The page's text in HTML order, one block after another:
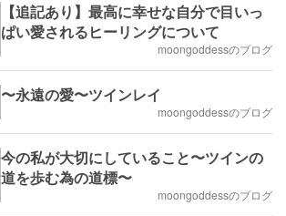
【追記あり】最高に幸せな自分で目いっ
ぱい愛されるヒーリングについて
moongoddessのブログ
〜永遠の愛〜ツインレイ
moongoddessのブログ
今の私が大切にしていること〜ツインの
道を歩む為の道標〜
moongoddessのブログ